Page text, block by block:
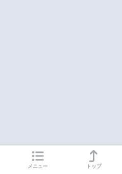
メニュー トップ